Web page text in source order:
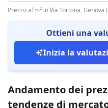
Prezzo al m² in Via Tortona,
Ottieni una
Inizia la
Andamento dei
tendenze di